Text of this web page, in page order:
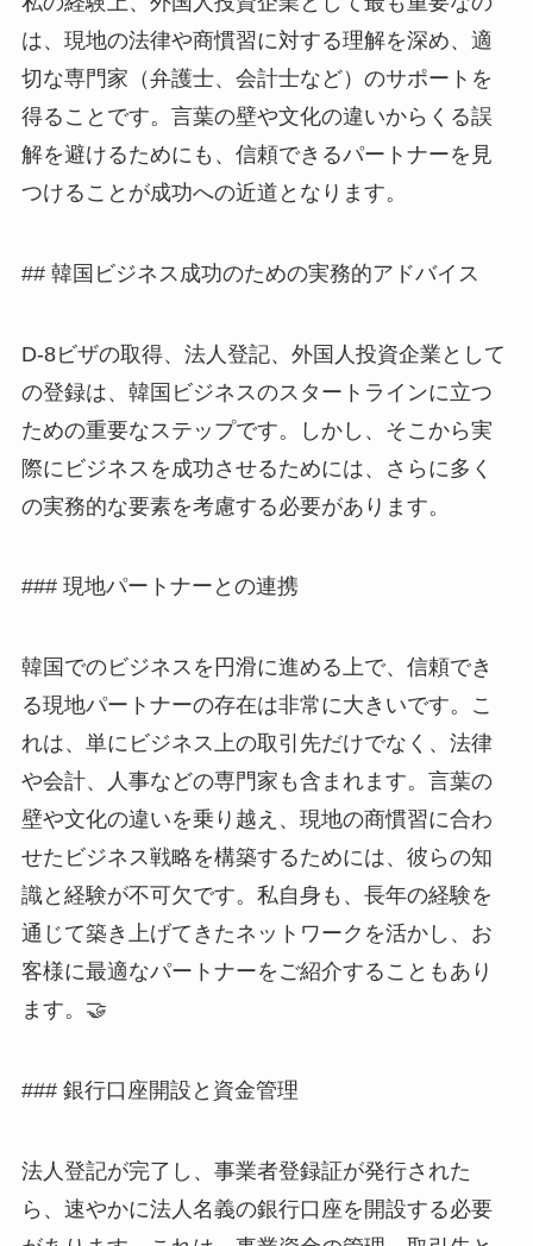
は、現地の法律や商慣習に対する理解を深め、適
切な専門家（弁護士、会計士など）のサポートを
得ることです。言葉の壁や文化の違いからくる誤
解を避けるためにも、信頼できるパートナーを見
つけることが成功への近道となります。
## 韓国ビジネス成功のための実務的アドバイス
D-8ビザの取得、法人登記、外国人投資企業として
の登録は、韓国ビジネスのスタートラインに立つ
ための重要なステップです。しかし、そこから実
際にビジネスを成功させるためには、さらに多く
の実務的な要素を考慮する必要があります。
### 現地パートナーとの連携
韓国でのビジネスを円滑に進める上で、信頼でき
る現地パートナーの存在は非常に大きいです。こ
れは、単にビジネス上の取引先だけでなく、法律
や会計、人事などの専門家も含まれます。言葉の
壁や文化の違いを乗り越え、現地の商慣習に合わ
せたビジネス戦略を構築するためには、彼らの知
識と経験が不可欠です。私自身も、長年の経験を
通じて築き上げてきたネットワークを活かし、お
客様に最適なパートナーをご紹介することもあり
ます。🤝
### 銀行口座開設と資金管理
法人登記が完了し、事業者登録証が発行された
ら、速やかに法人名義の銀行口座を開設する必要